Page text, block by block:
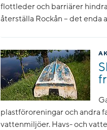
flottleder och barriärer
återställa Rockån – det enda
plastföroreningar och andra
vattenmiljöer. Havs- och